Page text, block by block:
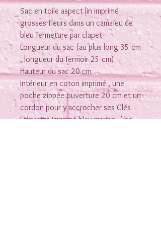
Sac en toile aspect lin imprimé
grosses fleurs dans un camaïeu de
bleu fermeture par clapet
Longueur du sac (au plus long 35 cm
, longueur du fermoir 25 cm)
Hauteur du sac 20 cm
Intérieur en coton imprimé , une
poche zippée ouverture 20 cm et un
cordon pour y accrocher ses Clés
Etiquette imprimé bleu marine " be